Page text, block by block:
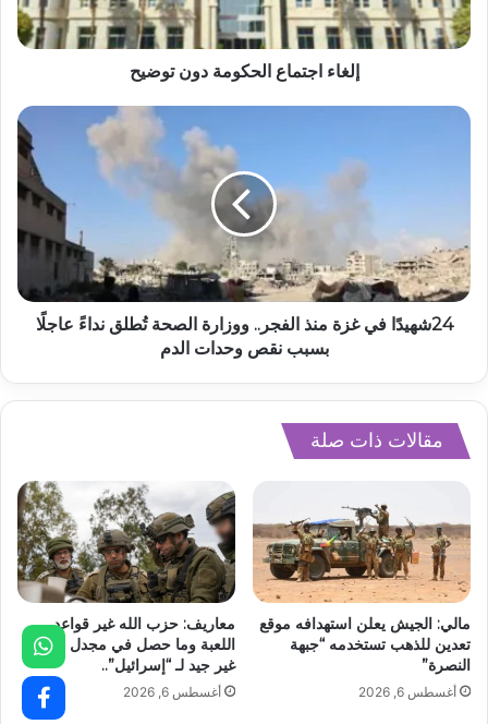
إلغاء اجتماع الحكومة دون توضيح
24شهيدًا في غزة منذ الفجر.. ووزارة الصحة تُطلق نداءً عاجلًا
بسبب نقص وحدات الدم
مقالات ذات صلة
مالي: الجيش يعلن استهدافه موقع
تعدين للذهب تستخدمه “جبهة
النصرة”
أغسطس 6, 2026
معاريف: حزب الله غير قواعد
اللعبة وما حصل في مجدل زون
غير جيد لـ “إسرائيل”..
أغسطس 6, 2026